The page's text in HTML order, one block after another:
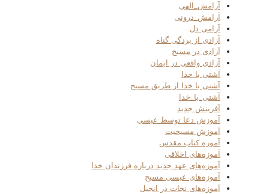
آرامش_الهی
آرامش_درونی
آرامی دل
آزادی از بردگی گناه
آزادی در مسیح
آزادی واقعی در ایمان
آشتی با خدا
آشتی با خدا از طریق مسیح
آشتی_با_خدا
آفرینش جدید
آموزش دعا توسط عیسی
آموزش مسیحیت
آموزه کتاب مقدس
آموزه‌های اخلاقی
آموزه‌های عهد جدید درباره فرزندان خدا
آموزه‌های عیسی مسیح
آموزه‌های نجات در انجیل